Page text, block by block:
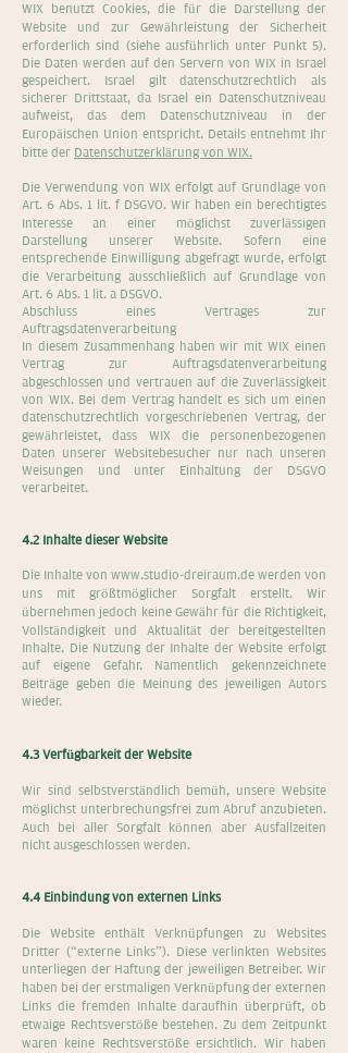
WIX benutzt Cookies, die für die Darstellung der
Website und zur Gewährleistung der Sicherheit
erforderlich sind (siehe ausführlich unter Punkt 5).
Die Daten werden auf den Servern von WIX in Israel
gespeichert. Israel gilt datenschutzrechtlich als
sicherer Drittstaat, da Israel ein Datenschutzniveau
aufweist, das dem Datenschutzniveau in der
Europäischen Union entspricht. Details entnehmt Ihr
bitte der Datenschutzerklärung von WIX.
Die Verwendung von WIX erfolgt auf Grundlage von
Art. 6 Abs. 1 lit. f DSGVO. Wir haben ein berechtigtes
Interesse an einer möglichst zuverlässigen
Darstellung unserer Website. Sofern eine
entsprechende Einwilligung abgefragt wurde, erfolgt
die Verarbeitung ausschließlich auf Grundlage von
Art. 6 Abs. 1 lit. a DSGVO.
Abschluss eines Vertrages zur
Auftragsdatenverarbeitung
In diesem Zusammenhang haben wir mit WIX einen
Vertrag zur Auftragsdatenverarbeitung
abgeschlossen und vertrauen auf die Zuverlässigkeit
von WIX. Bei dem Vertrag handelt es sich um einen
datenschutzrechtlich vorgeschriebenen Vertrag, der
gewährleistet, dass WIX die personenbezogenen
Daten unserer Websitebesucher nur nach unseren
Weisungen und unter Einhaltung der DSGVO
verarbeitet.
4.2 Inhalte dieser Website
Die Inhalte von www.studio-dreiraum.de werden von
uns mit größtmöglicher Sorgfalt erstellt. Wir
übernehmen jedoch keine Gewähr für die Richtigkeit,
Vollständigkeit und Aktualität der bereitgestellten
Inhalte. Die Nutzung der Inhalte der Website erfolgt
auf eigene Gefahr. Namentlich gekennzeichnete
Beiträge geben die Meinung des jeweiligen Autors
wieder.
4.3 Verfügbarkeit der Website
Wir sind selbstverständlich bemüh, unsere Website
möglichst unterbrechungsfrei zum Abruf anzubieten.
Auch bei aller Sorgfalt können aber Ausfallzeiten
nicht ausgeschlossen werden.
4.4 Einbindung von externen Links
Die Website enthält Verknüpfungen zu Websites
Dritter (“externe Links”). Diese verlinkten Websites
unterliegen der Haftung der jeweiligen Betreiber. Wir
haben bei der erstmaligen Verknüpfung der externen
Links die fremden Inhalte daraufhin überprüft, ob
etwaige Rechtsverstöße bestehen. Zu dem Zeitpunkt
waren keine Rechtsverstöße ersichtlich. Wir haben